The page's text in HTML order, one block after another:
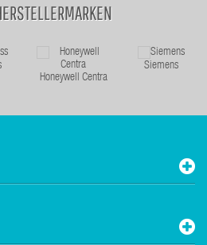
Honeywell Centra
Siemens